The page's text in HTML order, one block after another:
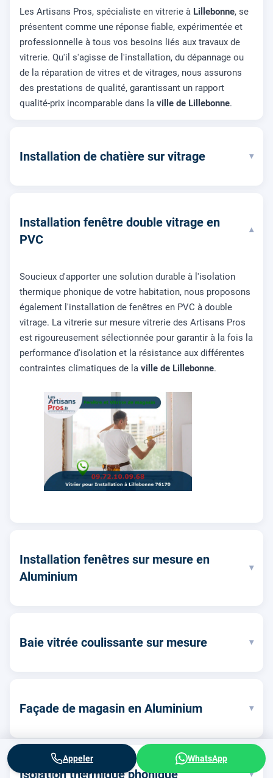
Les Artisans Pros, spécialiste en vitrerie à Lillebonne, se
présentent comme une réponse fiable, expérimentée et
professionnelle à tous vos besoins liés aux travaux de
vitrerie. Qu'il s'agisse de l'installation, du dépannage ou
de la réparation de vitres et de vitrages, nous assurons
des prestations de qualité, garantissant un rapport
qualité-prix incomparable dans la ville de Lillebonne.
Installation de chatière sur vitrage ▾
Installation fenêtre double vitrage en
PVC
▾
Soucieux d'apporter une solution durable à l'isolation
thermique phonique de votre habitation, nous proposons
également l'installation de fenêtres en PVC à double
vitrage. La vitrerie sur mesure vitrerie des Artisans Pros
est rigoureusement sélectionnée pour garantir à la fois la
performance d'isolation et la résistance aux différentes
contraintes climatiques de la ville de Lillebonne.
Installation fenêtres sur mesure en
Aluminium
▾
Baie vitrée coulissante sur mesure ▾
Façade de magasin en Aluminium ▾
Isolation thermique phonique ▾
Appeler WhatsApp